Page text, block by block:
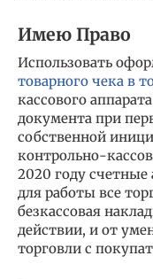
Имею Право
Использовать
товарного чека в
кассового
документа при
собственной
контрольно-
2020 году
для работы все
безкассовая
действии, и от
торговли с